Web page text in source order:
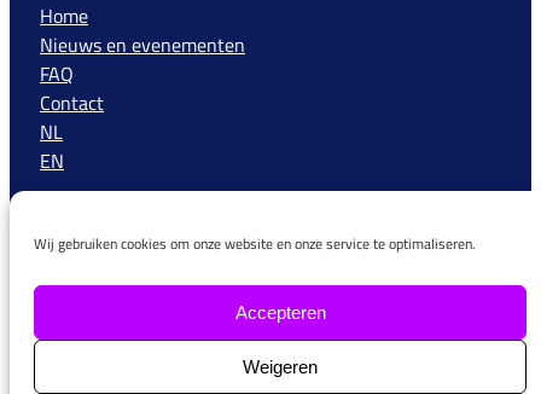
Wij gebruiken cookies om onze website en onze service te optimaliseren.
Accepteren
Weigeren
Home
Nieuws en evenementen
FAQ
Contact
NL
EN
Meer informatie over Gaia-X kunt u vinden op de
website van de Europese Gaia-X organisatie, de AISBL –